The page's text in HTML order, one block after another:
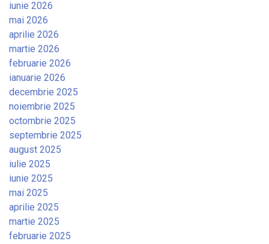
iunie 2026
mai 2026
aprilie 2026
martie 2026
februarie 2026
ianuarie 2026
decembrie 2025
noiembrie 2025
octombrie 2025
septembrie 2025
august 2025
iulie 2025
iunie 2025
mai 2025
aprilie 2025
martie 2025
februarie 2025